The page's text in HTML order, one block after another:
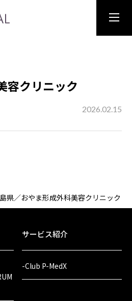
容クリニック
2026.02.15
県／おやま形成外科美容クリニック
サービス紹介
-Club P-MedX